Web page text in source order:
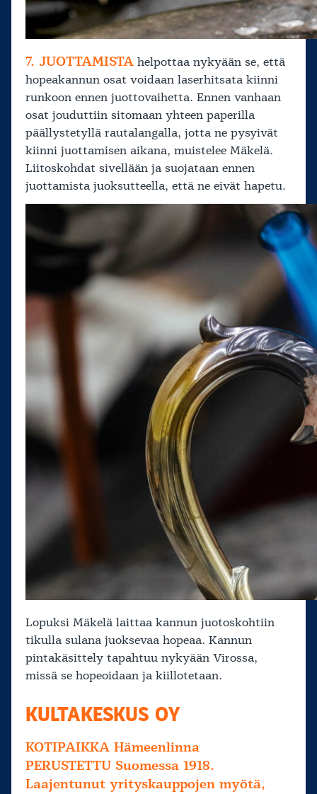
7. JUOTTAMISTA helpottaa nykyään se, että
hopeakannun osat voidaan laserhitsata kiinni
runkoon ennen juottovaihetta. Ennen vanhaan
osat jouduttiin sitomaan yhteen paperilla
päällystetyllä rautalangalla, jotta ne pysyivät
kiinni juottamisen aikana, muistelee Mäkelä.
Liitoskohdat sivellään ja suojataan ennen
juottamista juoksutteella, että ne eivät hapetu.
Lopuksi Mäkelä laittaa kannun juotoskohtiin
tikulla sulana juoksevaa hopeaa. Kannun
pintakäsittely tapahtuu nykyään Virossa,
missä se hopeoidaan ja kiillotetaan.
KULTAKESKUS OY
KOTIPAIKKA Hämeenlinna
PERUSTETTU Suomessa 1918.
Laajentunut yrityskauppojen myötä,